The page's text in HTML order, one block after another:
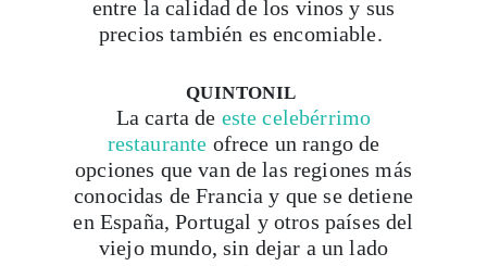
QUINTONIL
restauranteofrece un rango de
opciones que van de las regiones más
conocidas de Francia y que se detiene
en España, Portugal y otros países del
viejo mundo, sin dejar a un lado
propuestas de vinos naturales y
biodinámicos.